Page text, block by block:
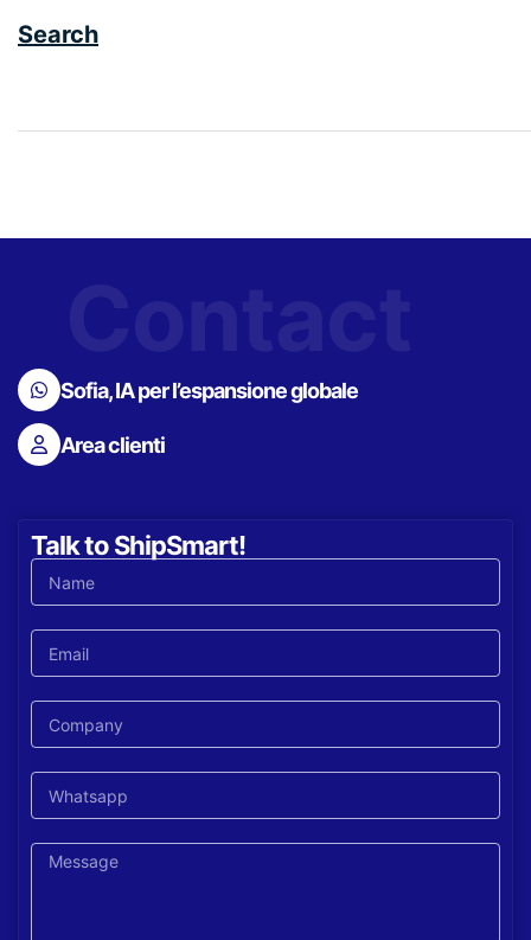
Search
Sofia, IA per l’espansione globale
Area clienti
Talk to ShipSmart!